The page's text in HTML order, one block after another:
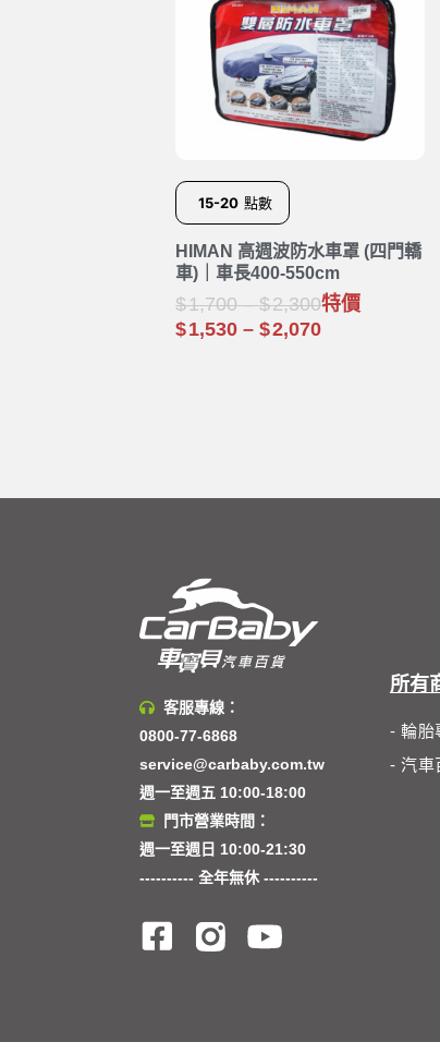
15-20 點數
HIMAN 高週波防水車罩 (四門轎
車)｜車長400-550cm
1,700– 2,300特價
1,530 – 2,070
客服專線：
0800-77-6868
service@carbaby.com.tw
週一至週五 10:00-18:00
門市營業時間：
週一至週日 10:00-21:30
---------- 全年無休 ----------
所有
- 輪胎
- 汽車